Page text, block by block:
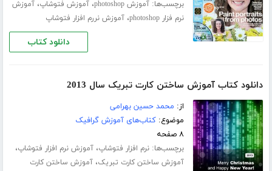
برچسب‌ها:آموزش photoshop ،آموزش فتوشاپ،آموزش
نرم فزار photoshop
،آموزش نررم افزار فتوشاپ
دانلود کتاب
دانلود کتاب آموزش ساختن کارت تبریک سال 2013
از: محمد حسین بهرامی
موضوع:کتاب‌های آموزش گرافیک
۸ صفحه
برچسب‌ها:نرم افزار فتوشاپ،آموزش نرم افزار فتوشاپ،
آموزش ساختن کارت تبریک،آموزش ساختن کارت